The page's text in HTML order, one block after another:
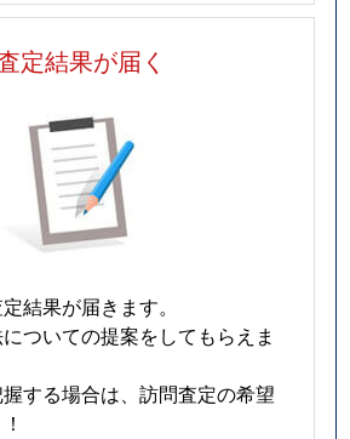
定結果が届く
結果が届きます。
ついての提案をしてもらえま
する場合は、訪問査定の希望